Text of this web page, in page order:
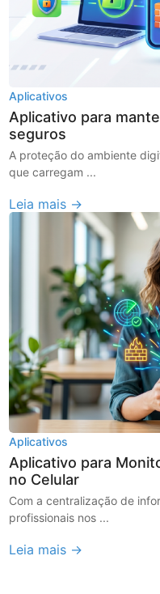
Aplicativos
Aplicativo para
seguros
A proteção do ambiente
que carregam ...
Leia mais →
Aplicativos
Aplicativo para
no Celular
Com a centralização de
profissionais nos ...
Leia mais →